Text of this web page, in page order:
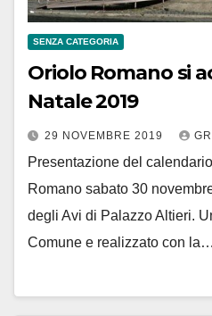
SENZA CATEGORIA
Oriolo Romano si
Natale 2019
29 NOVEMBRE 2019
Presentazione del
Romano sabato 30
degli Avi di Palazzo Altieri.
Comune e realizzato con la…